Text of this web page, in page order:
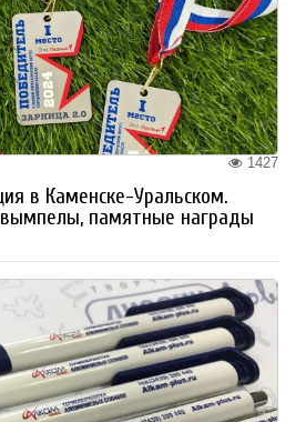
1427
в Каменске-Уральском.
памятные награды